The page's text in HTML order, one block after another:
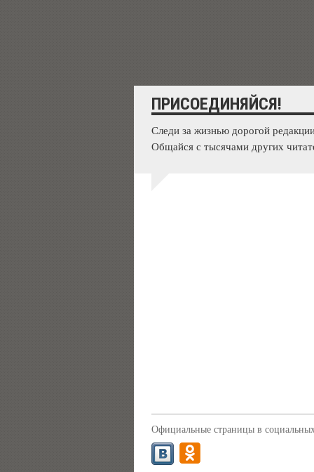
ПРИСОЕДИНЯЙСЯ!
Следи за жизнью дорогой
Общайся с тысячами других
Официальные страницы в социальных